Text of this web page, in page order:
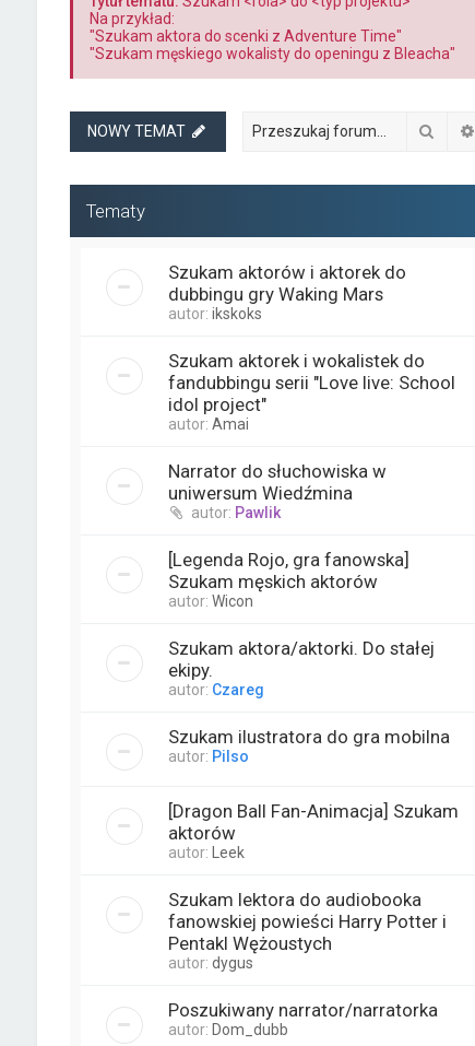
Na przykład:
"Szukam aktora do scenki z Adventure Time"
"Szukam męskiego wokalisty do openingu z Bleacha"
NOWY TEMAT Szukaj
Tematy
Szukam aktorów i aktorek do
dubbingu gry Waking Mars
autor: ikskoks
Szukam aktorek i wokalistek do
fandubbingu serii "Love live: School
idol project"
autor: Amai
Narrator do słuchowiska w
uniwersum Wiedźmina
autor: Pawlik
[Legenda Rojo, gra fanowska]
Szukam męskich aktorów
autor: Wicon
Szukam aktora/aktorki. Do stałej
ekipy.
autor: Czareg
Szukam ilustratora do gra mobilna
autor: Pilso
[Dragon Ball Fan-Animacja] Szukam
aktorów
autor: Leek
Szukam lektora do audiobooka
fanowskiej powieści Harry Potter i
Pentakl Wężoustych
autor: dygus
Poszukiwany narrator/narratorka
autor: Dom_dubb